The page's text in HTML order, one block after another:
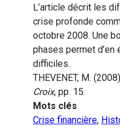
L’article décrit les
crise profonde
octobre 2008. Une
phases permet
difficiles.
THEVENET, M.
Croix, pp. 15.
Mots clés
Crise financière,